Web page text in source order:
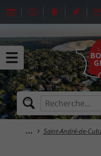
Saint-André-de-